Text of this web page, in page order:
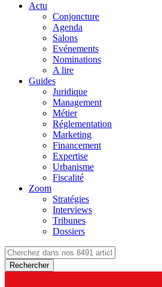
Actu
Conjoncture
Agenda
Salons
Evénements
Nominations
A lire
Guides
Juridique
Management
Métier
Réglementation
Marketing
Financement
Expertise
Urbanisme
Fiscalité
Zoom
Stratégies
Interviews
Tribunes
Dossiers
Rechercher